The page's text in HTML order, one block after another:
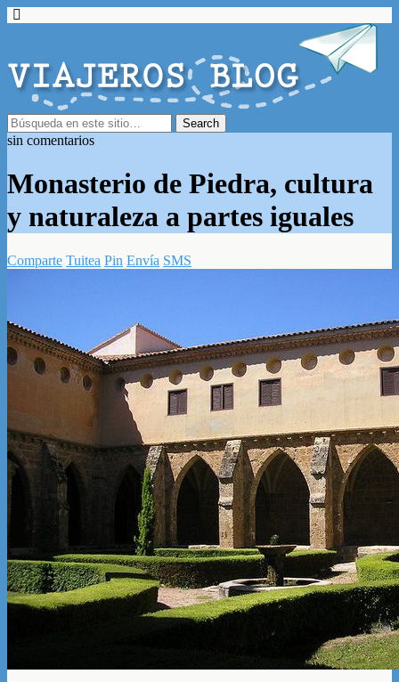
sin comentarios
Monasterio de Piedra, cultura
y naturaleza a partes iguales
Comparte Tuitea Pin Envía SMS